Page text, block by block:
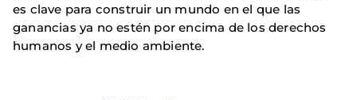
es clave para construir un mundo en el que las
ganancias ya no estén por encima de los derechos
humanos y el medio ambiente.